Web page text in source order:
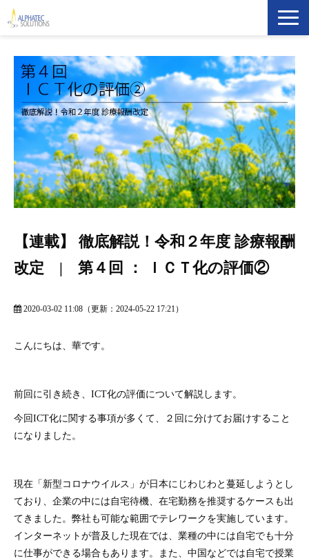
製品・ソリューション
導入事例
イベント・セミナー
ブログ
企業情報
【連載】 徹底解説！令和２年度 診療報酬
改定 | 第４回 ： ＩＣＴ化の評価②
2020-03-02 11:08 （更新： 2024-05-22 17:21 ）
こんにちは、華です。
前回に引き続き、ICT化の評価について解説します。
今回ICT化に関する事項が多くて、２回に分けてお届けすること
になりました。
現在「新型コロナウイルス」が日本にじわじわと蔓延しようとし
ており、企業の中には自宅待機、在宅勤務を推奨するケースも出
てきました。弊社も可能な範囲でテレワークを実施しています。
インターネットが普及した現在では、業種の中には自宅でも十分
に仕事ができる場合もあります。また、中国などでは自宅で授業